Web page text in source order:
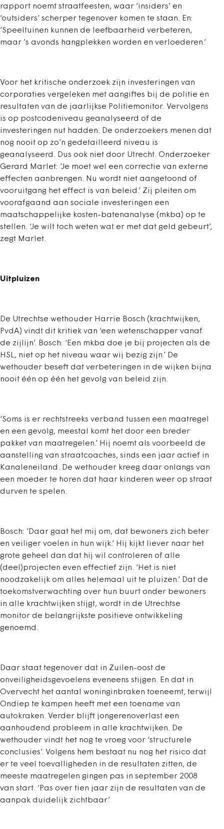
rapport noemt straatfeesten, waar ‘insiders’ en
‘outsiders’ scherper tegenover komen te staan. En:
‘Speeltuinen kunnen de leefbaarheid verbeteren,
maar ’s avonds hangplekken worden en verloederen.’
Voor het kritische onderzoek zijn investeringen van
corporaties vergeleken met aangiftes bij de politie en
resultaten van de jaarlijkse Politiemonitor. Vervolgens
is op postcodeniveau geanalyseerd of de
investeringen nut hadden. De onderzoekers menen dat
nog nooit op zo’n gedetailleerd niveau is
geanalyseerd. Dus ook niet door Utrecht. Onderzoeker
Gerard Marlet: ‘Je moet wel een correctie van externe
effecten aanbrengen. Nu wordt niet aangetoond of
vooruitgang het effect is van beleid.’ Zij pleiten om
voorafgaand aan sociale investeringen een
maatschappelijke kosten-batenanalyse (mkba) op te
stellen. ‘Je wilt toch weten wat er met dat geld gebeurt’,
zegt Marlet.
Uitpluizen
De Utrechtse wethouder Harrie Bosch (krachtwijken,
PvdA) vindt dit kritiek van ‘een wetenschapper vanaf
de zijlijn’. Bosch: ‘Een mkba doe je bij projecten als de
HSL, niet op het niveau waar wij bezig zijn.’ De
wethouder beseft dat verbeteringen in de wijken bijna
nooit één op één het gevolg van beleid zijn.
‘Soms is er rechtstreeks verband tussen een maatregel
en een gevolg, meestal komt het door een breder
pakket van maatregelen.’ Hij noemt als voorbeeld de
aanstelling van straatcoaches, sinds een jaar actief in
Kanaleneiland. De wethouder kreeg daar onlangs van
een moeder te horen dat haar kinderen weer op straat
durven te spelen.
Bosch: ‘Daar gaat het mij om, dat bewoners zich beter
en veiliger voelen in hun wijk.’ Hij kijkt liever naar het
grote geheel dan dat hij wil controleren of alle
(deel)projecten even effectief zijn. ‘Het is niet
noodzakelijk om alles helemaal uit te pluizen.’ Dat de
toekomstverwachting over hun buurt onder bewoners
in alle krachtwijken stijgt, wordt in de Utrechtse
monitor de belangrijkste positieve ontwikkeling
genoemd.
Daar staat tegenover dat in Zuilen-oost de
onveiligheidsgevoelens eveneens stijgen. En dat in
Overvecht het aantal woninginbraken toeneemt, terwijl
Ondiep te kampen heeft met een toename van
autokraken. Verder blijft jongerenoverlast een
aanhoudend probleem in alle krachtwijken. De
wethouder vindt het nog te vroeg voor ‘structurele
conclusies’. Volgens hem bestaat nu nog het risico dat
er te veel toevalligheden in de resultaten zitten, de
meeste maatregelen gingen pas in september 2008
van start. ‘Pas over tien jaar zijn de resultaten van de
aanpak duidelijk zichtbaar.’